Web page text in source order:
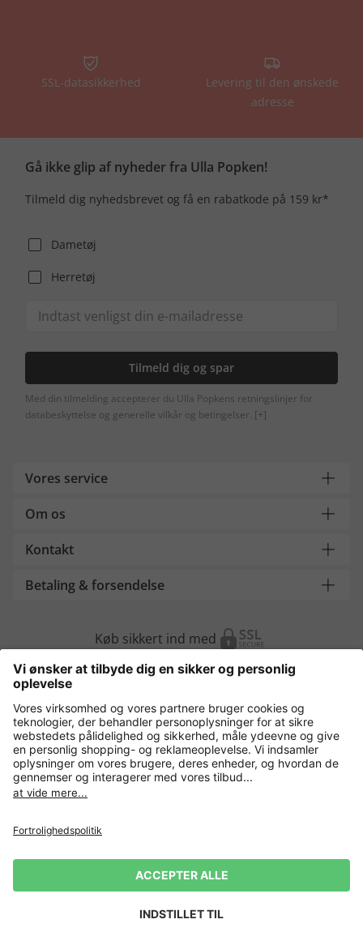
SSL-datasikkerhed
Levering til den ønskede
adresse
Gå ikke glip af nyheder fra Ulla Popken!
Tilmeld dig nyhedsbrevet og få en rabatkode på 159 kr*
Dametøj
Herretøj
Tilmeld dig og spar
Med din tilmelding accepterer du Ulla Popkens retningslinjer for
databeskyttelse og generelle vilkår og betingelser. [+]
Vores service
Om os
Kontakt
Betaling & forsendelse
Køb sikkert ind med
Flere webshops
Danmark
Gør brug af fortrydelsesret
Virksomhedsinformation
Cookie-indstillinger